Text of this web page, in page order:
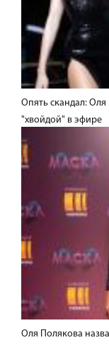
Опять скандал:
"хвойдой" в эфире
Оля Полякова